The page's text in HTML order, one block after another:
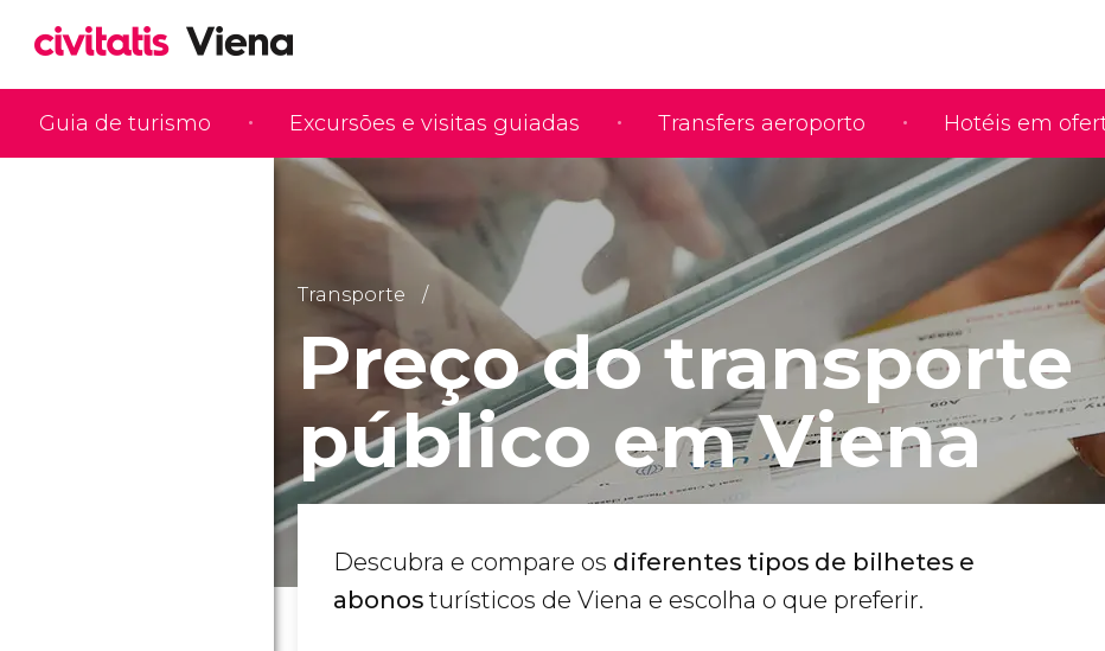
Guia de turismo Excursões e visitas guiadas Transfers aeroporto Hotéis em
Transporte
Preço do transporte
público em Viena
Descubra e compare os diferentes tipos de bilhetes e
abonos turísticos de Viena e escolha o que preferir.